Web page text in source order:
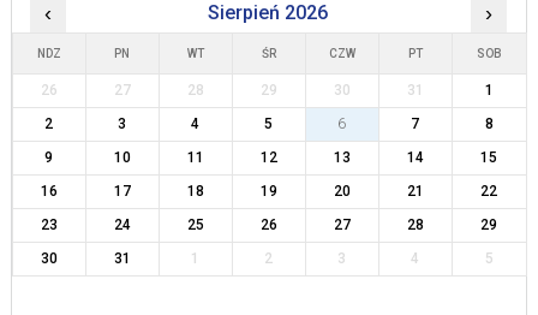
‹ Sierpień 2026 ›
NDZ PN WT ŚR CZW PT SOB
26 27 28 29 30 31
1
2
3 4 5 6 7
8
9
10 11 12 13 14
15
16
17 18 19 20 21
22
23
24 25 26 27 28
29
30
31 1 2 3 4 5